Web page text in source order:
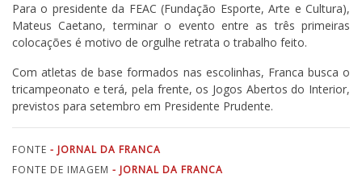
Para o presidente da FEAC (Fundação Esporte, Arte e Cultura),
Mateus Caetano, terminar o evento entre as três primeiras
colocações é motivo de orgulhe retrata o trabalho feito.
Com atletas de base formados nas escolinhas, Franca busca o
tricampeonato e terá, pela frente, os Jogos Abertos do Interior,
previstos para setembro em Presidente Prudente.
FONTE - JORNAL DA FRANCA
FONTE DE IMAGEM - JORNAL DA FRANCA